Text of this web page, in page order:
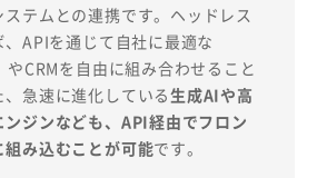
テムとの連携です。ヘッドレス
APIを通じて自社に最適な
やCRMを自由に組み合わせること
急速に進化している生成AIや高
ジンなども、API経由でフロン
組み込むことが可能です。